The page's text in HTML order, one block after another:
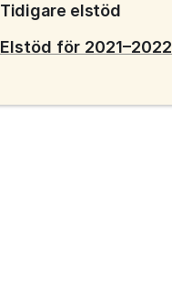
Tidigare elstöd
Elstöd för 2021–2022